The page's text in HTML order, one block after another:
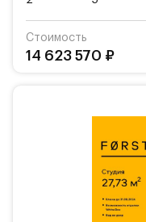
Стоимость
14 623 570 ₽